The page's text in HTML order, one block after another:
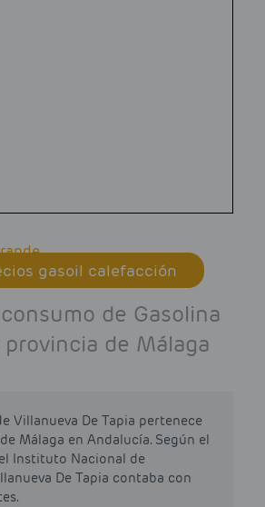
gasoil calefacción
de Gasolina
de Málaga
Villanueva De Tapia pertenece
Málaga en Andalucía. Según el
Instituto Nacional de
De Tapia contaba con